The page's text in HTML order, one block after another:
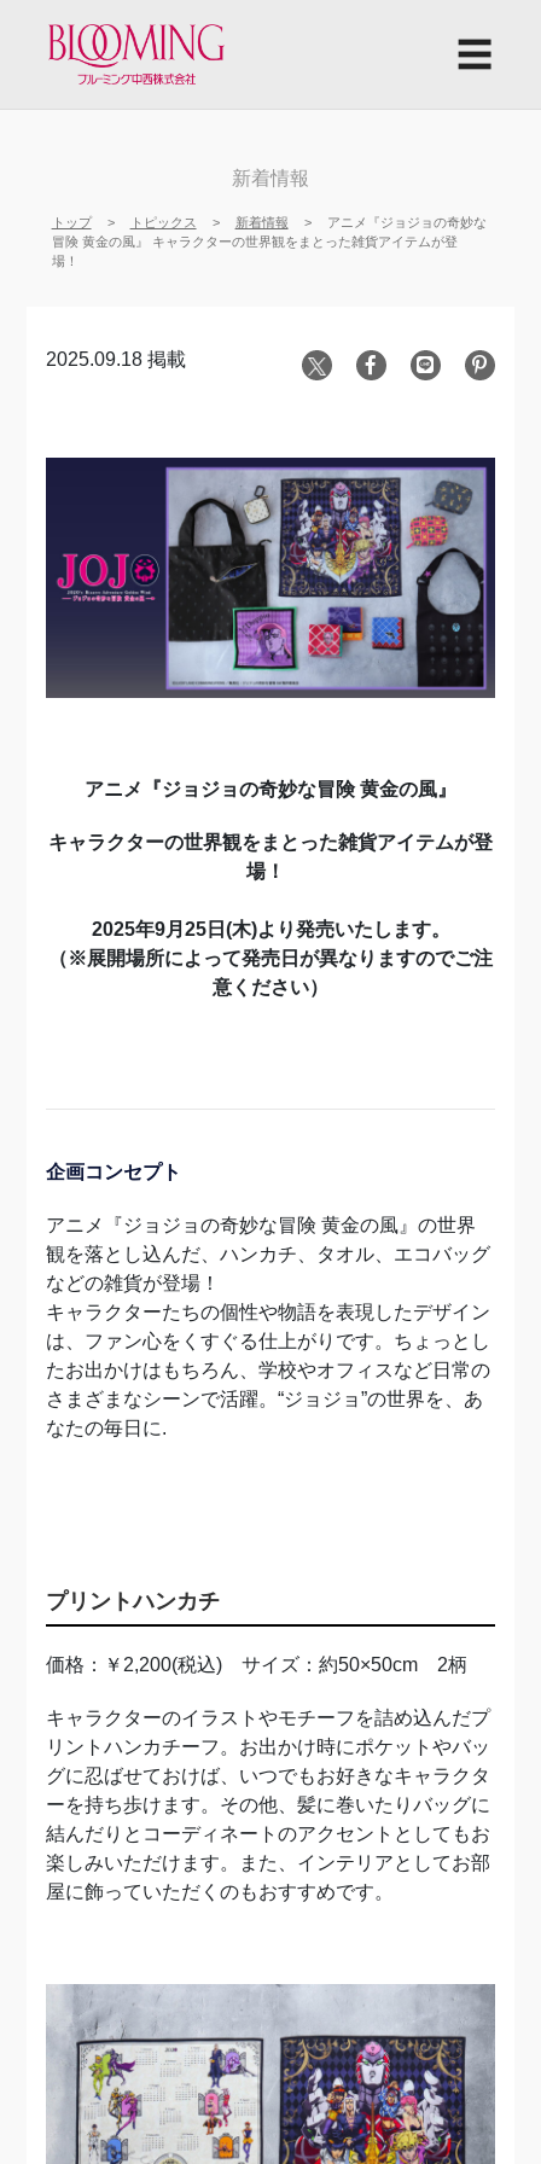
☰
新着情報
トップ トピックス 新着情報
アニメ『ジョジョの奇妙な
冒険 黄金の風』 キャラクターの世界観をまとった雑貨アイテムが登
場！
2025.09.18 掲載
アニメ『ジョジョの奇妙な冒険 黄金の風』
キャラクターの世界観をまとった雑貨アイテムが登
場！
2025年9月25日(木)より発売いたします。
（※展開場所によって発売日が異なりますのでご注
意ください）
企画コンセプト
アニメ『ジョジョの奇妙な冒険 黄金の風』の世界
観を落とし込んだ、ハンカチ、タオル、 エコバッグ
などの雑貨が登場！
キャラクターたちの個性や物語を表現したデザイン
は、 ファン心をくすぐる仕上がりです。ちょっとし
たお出かけはもちろん、学校やオフィスなど日常の
さまざまなシーンで活躍。“ジョジョ”の世界を、あ
なたの毎日に.
プリントハンカチ
価格：￥2,200(税込) サイズ：約50×50cm 2柄
キャラクターのイラストやモチーフを詰め込んだプ
リントハンカチーフ。お出かけ時にポケットやバッ
グに忍ばせておけば、いつでもお好きなキャラクタ
ーを持ち歩けます。その他、髪に巻いたりバッグに
結んだりとコーディネートのアクセントとしてもお
楽しみいただけます。また、インテリアとしてお部
屋に飾っていただくのもおすすめです。